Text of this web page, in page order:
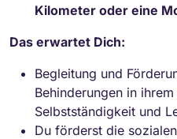
Kilometer oder eine
Das erwartet Dich:
Begleitung und
Behinderungen in
Selbstständigkeit und
Du förderst die